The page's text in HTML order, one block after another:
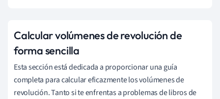
Calcular volúmenes de revolución de
forma sencilla
Esta sección está dedicada a proporcionar una guía
completa para calcular eficazmente los volúmenes de
revolución. Tanto si te enfrentas a problemas de libros de